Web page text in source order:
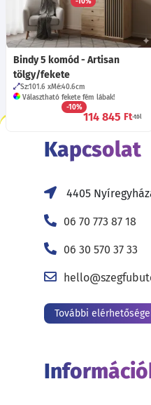
165 875
Bindy 5 komód - Artisan
tölgy/fekete
Sz:101.6 Mé:40.6cm
Választható fekete fém lábak!
-10%
114 845 Ft-tól
Kapcsolat
4405
06 70 773 87 18
06 30 570 37 33
További